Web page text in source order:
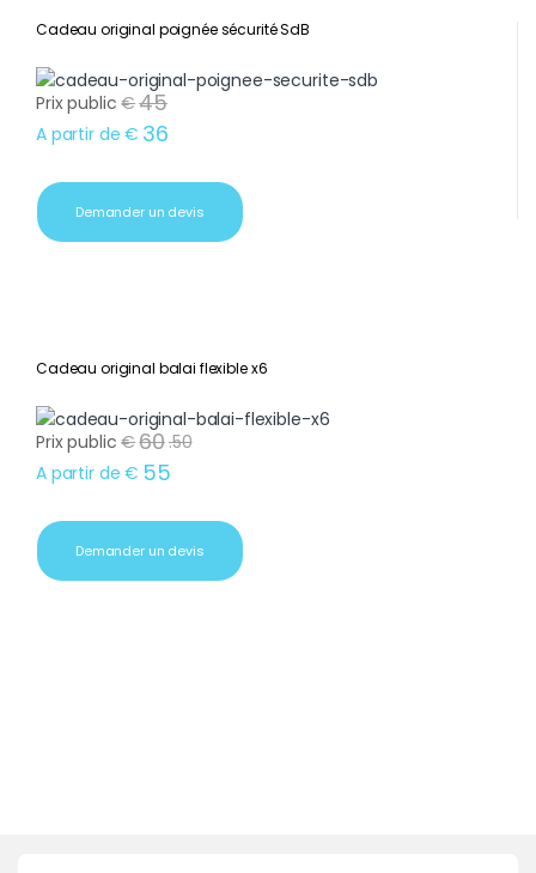
Cadeau original poignée sécurité SdB
Prix public €45
A partir de € 36
Demander un devis
Cadeau original balai flexible x6
Prix public €60.50
A partir de € 55
Demander un devis